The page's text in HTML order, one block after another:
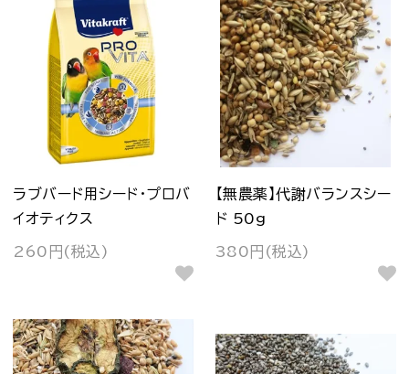
ラブバード用シード・プロバ
イオティクス
260円(税込)
【無農薬】代謝バランスシー
ド 50g
380円(税込)